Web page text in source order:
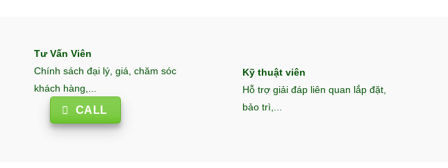
Tư Vấn Viên
Chính sách đại lý, giá, chăm sóc
khách hàng,...
CALL
Kỹ thuật viên
Hỗ trợ giải đáp liên quan lắp đặt,
bảo trì,...